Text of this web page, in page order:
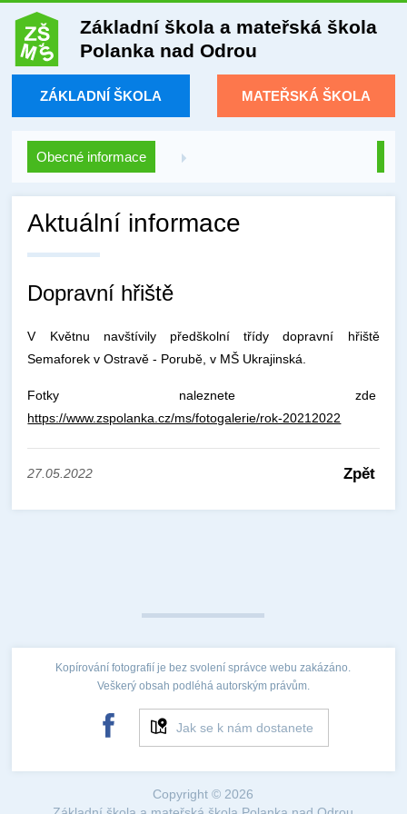
Základní škola a mateřská škola
Polanka nad Odrou
ZÁKLADNÍ ŠKOLA MATEŘSKÁ ŠKOLA
Obecné informace
Aktuální informace
Dopravní hřiště
V Květnu navštívily předškolní třídy dopravní hřiště
Semaforek v Ostravě - Porubě, v MŠ Ukrajinská.
Fotky naleznete zde
https://www.zspolanka.cz/ms/fotogalerie/rok-20212022
27.05.2022 Zpět
Kopírování fotografií je bez svolení správce webu zakázáno.
Veškerý obsah podléhá autorským právům.
Jak se k nám dostanete
Copyright © 2026